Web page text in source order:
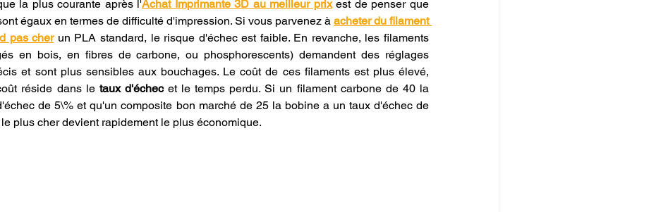
la plus courante après l'Achat Imprimante 3D au meilleur prix est de penser que
égaux en termes de difficulté d'impression. Si vous parvenez à acheter du filament
pas cher un PLA standard, le risque d'échec est faible. En revanche, les filaments
en bois, en fibres de carbone, ou phosphorescents) demandent des réglages
et sont plus sensibles aux bouchages. Le coût de ces filaments est plus élevé,
réside dans le taux d'échec et le temps perdu. Si un filament carbone de 40 la
de 5\% et qu'un composite bon marché de 25 la bobine a un taux d'échec de
plus cher devient rapidement le plus économique.